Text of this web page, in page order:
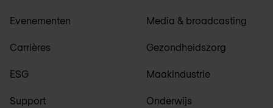
Evenementen
Carrières
ESG
Support
Media & broadcasting
Gezondheidszorg
Maakindustrie
Onderwijs